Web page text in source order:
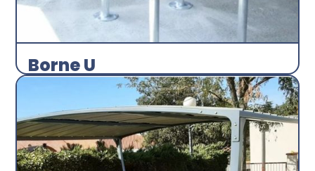
Borne U
Abri plus
Découvrir